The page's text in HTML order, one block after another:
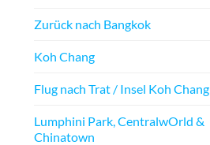
Zurück nach Bangkok
Koh Chang
Flug nach Trat / Insel Koh Chang
Lumphini Park, CentralwOrld &
Chinatown